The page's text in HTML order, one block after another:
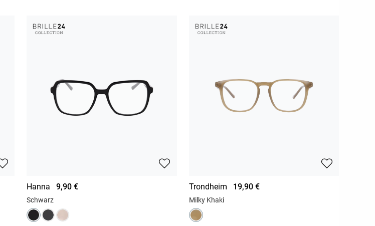
Hanna 9,90 €
Schwarz
Trondheim 19,90 €
Milky Khaki